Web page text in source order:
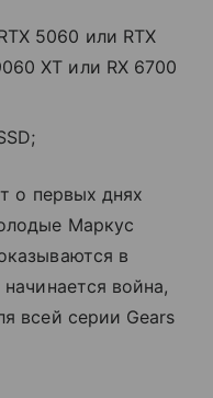
5060 или RTX
XT или RX 6700
о первых днях
Маркус
в
война,
всей серии Gears